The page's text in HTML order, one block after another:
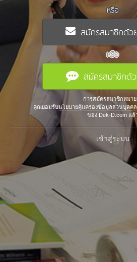
หรือ
สมัครสมาชิกด้ว
หรือ
สมัครสมาชิกด้
การสมัครสมาชิกหมาย
คุณยอมรับนโยบายคุ้มครองข้อมูลส่วนบุคค
ของ Dek-D.com แล้
เข้าสู่ระบบ